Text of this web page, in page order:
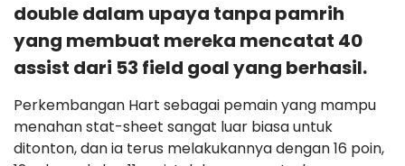
double dalam upaya tanpa pamrih
yang membuat mereka mencatat 40
assist dari 53 field goal yang berhasil.
Perkembangan Hart sebagai pemain yang mampu
menahan stat-sheet sangat luar biasa untuk
ditonton, dan ia terus melakukannya dengan 16 poin,